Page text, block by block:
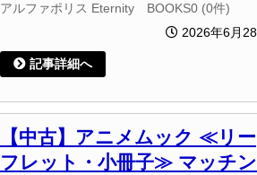
アルファポリス Eternity BOOKS0 (0件)
2026年6月
記事詳細へ
【中古】アニメムック ≪リー
フレット・小冊子≫ マッチン